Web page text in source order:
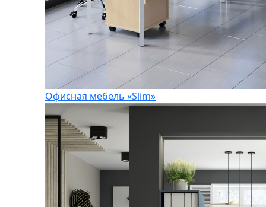
Офисная мебель «Slim»